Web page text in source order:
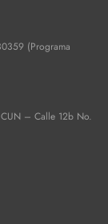
(Programa
– Calle 12b No.